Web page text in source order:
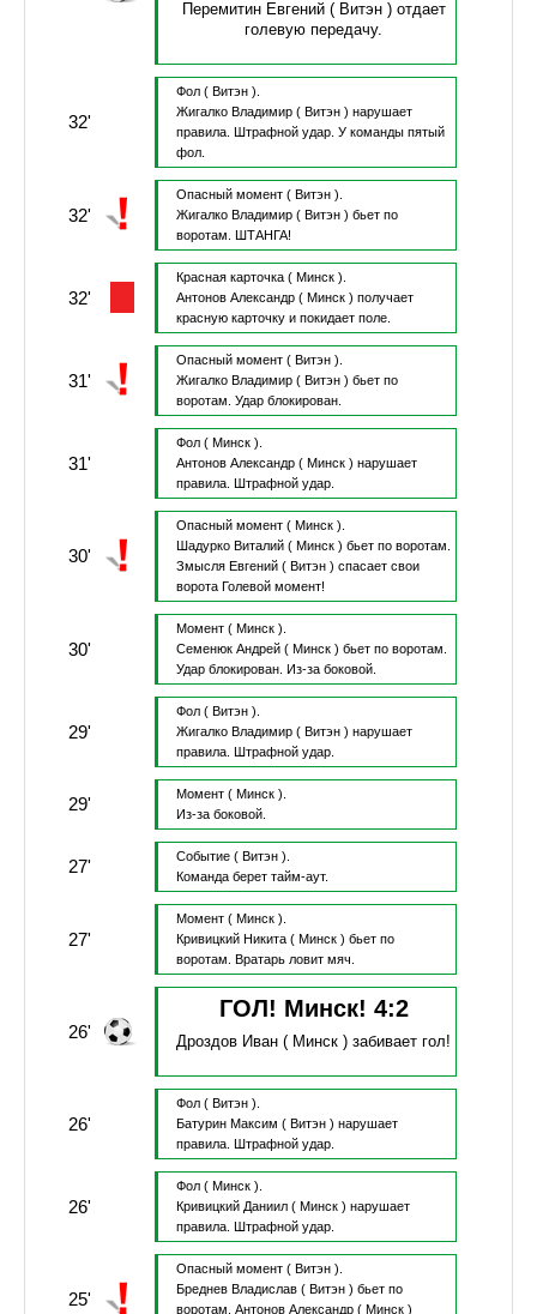
Перемитин Евгений( Витэн ) отдает
голевую передачу.
32'
Фол ( Витэн ).
Жигалко Владимир( Витэн ) нарушает
правила.
Штрафной удар. У команды пятый
фол.
32'
Опасный момент ( Витэн ).
Жигалко Владимир( Витэн ) бьет по
воротам.
ШТАНГА!
32'
Красная карточка ( Минск ).
Антонов Александр( Минск ) получает
красную карточку и покидает поле.
31'
Опасный момент ( Витэн ).
Жигалко Владимир( Витэн ) бьет по
воротам. Удар блокирован.
31'
Фол ( Минск ).
Антонов Александр( Минск ) нарушает
правила.
Штрафной удар.
30'
Опасный момент ( Минск ).
Шадурко Виталий( Минск ) бьет по воротам.
Змысля Евгений( Витэн ) спасает свои
ворота Голевой момент!
30'
Момент ( Минск ).
Семенюк Андрей( Минск ) бьет по воротам.
Удар блокирован.
Из-за боковой.
29'
Фол ( Витэн ).
Жигалко Владимир( Витэн ) нарушает
правила.
Штрафной удар.
29' Момент ( Минск ).
Из-за боковой.
27' Событие ( Витэн ).
Команда берет тайм-аут.
27'
Момент ( Минск ).
Кривицкий Никита( Минск ) бьет по
воротам.
Вратарь ловит мяч.
26'
ГОЛ! Минск! 4:2
Дроздов Иван ( Минск )забивает гол!
26'
Фол ( Витэн ).
Батурин Максим ( Витэн ) нарушает
правила.
Штрафной удар.
26'
Фол ( Минск ).
Кривицкий Даниил( Минск ) нарушает
правила.
Штрафной удар.
25'
Опасный момент ( Витэн ).
Бреднев Владислав( Витэн ) бьет по
воротам. Антонов Александр( Минск )